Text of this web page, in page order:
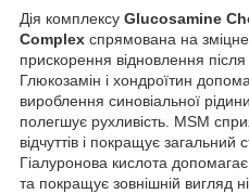
Дія комплексу Glucosamine
Complex спрямована на
прискорення відновлення
Глюкозамін і хондроїтин
вироблення синовіальної
полегшує рухливість. MSM
відчуттів і покращує загальний
Гіалуронова кислота допомагає
та покращує зовнішній вигляд